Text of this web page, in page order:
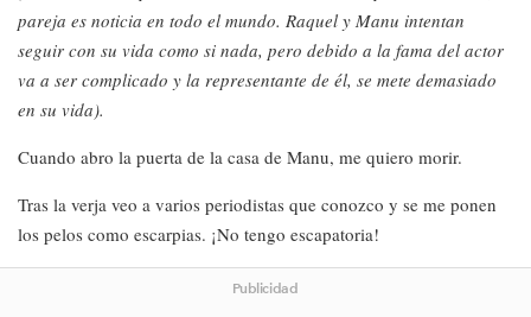
pareja es noticia en todo el mundo. Raquel y Manu intentan
seguir con su vida como si nada, pero debido a la fama del actor
va a ser complicado y la representante de él, se mete demasiado
en su vida).
Cuando abro la puerta de la casa de Manu, me quiero morir.
Tras la verja veo a varios periodistas que conozco y se me ponen
los pelos como escarpias. ¡No tengo escapatoria!
Publicidad